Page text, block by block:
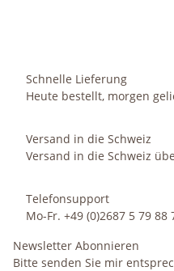
Schnelle Lieferung
Heute bestellt, morgen
Versand in die Schweiz
Versand in die Schweiz
Telefonsupport
Mo-Fr. +49 (0)2687 5 79 88
Newsletter Abonnieren
Bitte senden Sie mir